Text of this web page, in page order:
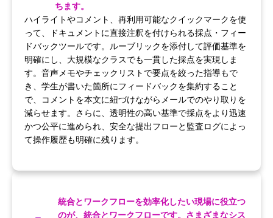
ちます。
ハイライトやコメント、再利用可能なクイックマークを使
って、ドキュメントに直接注釈を付けられる採点・フィー
ドバックツールです。ルーブリックを添付して評価基準を
明確にし、大規模なクラスでも一貫した採点を実現しま
す。音声メモやチェックリストで要点を絞った指導もで
き、学生が書いた箇所にフィードバックを集約すること
で、コメントを本文に紐づけながらメールでのやり取りを
減らせます。さらに、透明性の高い基準で採点をより迅速
かつ公平に進められ、安全な提出フローと監査ログによっ
て操作履歴も明確に残ります。
統合とワークフローを効率化したい現場に役立つ
のが、統合とワークフローです。さまざまなシス